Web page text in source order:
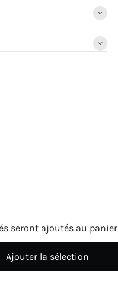
seront ajoutés au panier
Ajouter la sélection